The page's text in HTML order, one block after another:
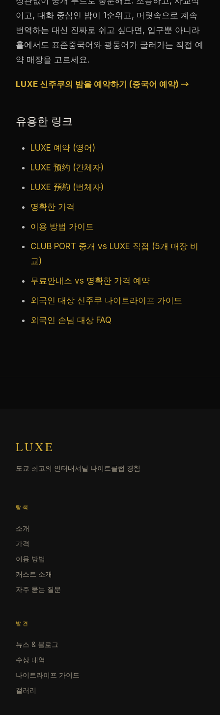
이고, 대화 중심인 밤이 1순위고, 머릿속으로 계속
번역하는 대신 진짜로 쉬고 싶다면, 입구뿐 아니라
홀에서도 표준중국어와 광둥어가 굴러가는 직접 예
약 매장을 고르세요.
LUXE 신주쿠의 밤을 예약하기 (중국어 예약) →
유용한 링크
LUXE 예약 (영어)
LUXE 预约 (간체자)
LUXE 預約 (번체자)
명확한 가격
이용 방법 가이드
CLUB PORT 중개 vs LUXE 직접 (5개 매장 비
교)
무료안내소 vs 명확한 가격 예약
외국인 대상 신주쿠 나이트라이프 가이드
외국인 손님 대상 FAQ
LUXE
도쿄 최고의 인터내셔널 나이트클럽 경험
탐색
소개
가격
이용 방법
캐스트 소개
자주 묻는 질문
발견
뉴스 & 블로그
수상 내역
나이트라이프 가이드
갤러리